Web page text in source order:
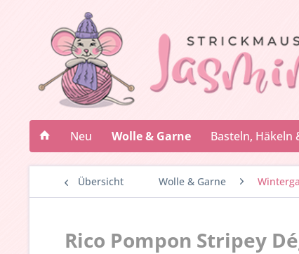
Neu Wolle & Garne Basteln, Häkeln
Übersicht Wolle & Garne
Rico Pompon Stripey